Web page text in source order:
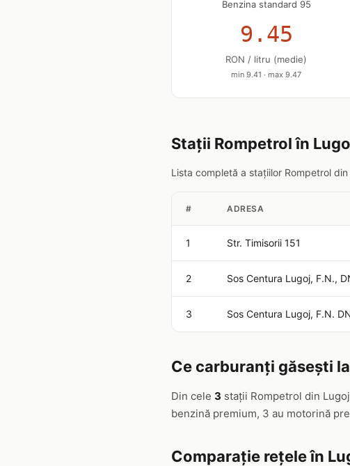
Benzina standard 95
9.45
RON / litru (medie)
min 9.41 · max 9.47
Stații Rompetrol în
Lista completă a stațiilor Rompetrol
# ADRESA
1 Str. Timisorii 151
2 Sos Centura Lugoj, F.N.,
3 Sos Centura Lugoj, F.N.
Ce carburanți găsești
Din cele 3 stații Rompetrol din
benzină premium, 3 au motorină
Comparație rețele în